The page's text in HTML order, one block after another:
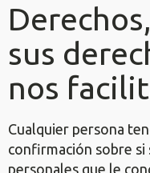
sus
nos
Cualquier persona
confirmación sobre
personales que le